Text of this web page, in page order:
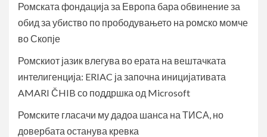
Ромската фондација за Европа бара обвинение за
обид за убиство по прободувањето на ромско момче
во Скопје
Ромскиот јазик влегува во ерата на вештачката
интелигенција: ERIAC ја започна иницијативата
AMARI ČHIB со поддршка од Microsoft
Ромските гласачи му дадоа шанса на ТИСА, но
довербата останува кревка